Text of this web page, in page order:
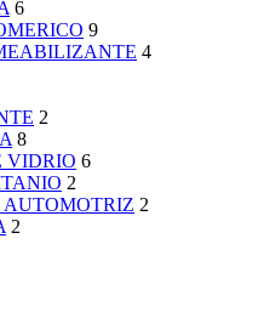
6
9
4
2
8
VIDRIO 6
2
2
2